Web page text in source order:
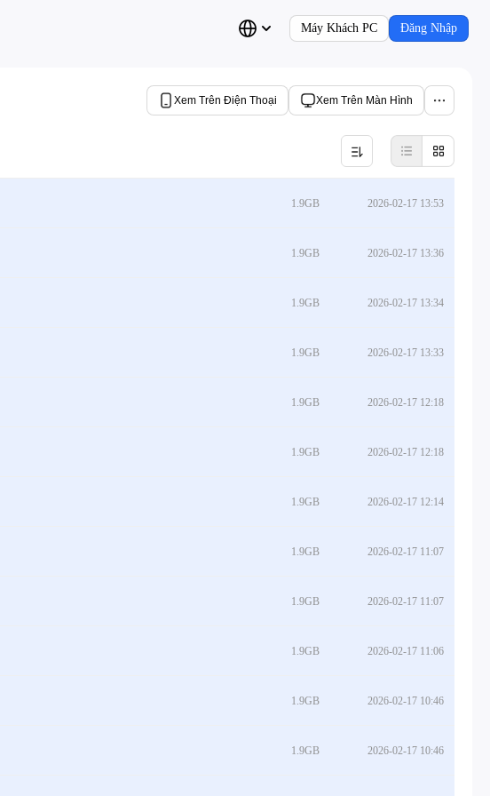
Máy Khách PC Đăng Nhập
Xem Trên Điện Thoại Xem Trên Màn Hình
1.9GB 2026-02-17 13:53
1.9GB 2026-02-17 13:36
1.9GB 2026-02-17 13:34
1.9GB 2026-02-17 13:33
1.9GB 2026-02-17 12:18
1.9GB 2026-02-17 12:18
1.9GB 2026-02-17 12:14
1.9GB 2026-02-17 11:07
1.9GB 2026-02-17 11:07
1.9GB 2026-02-17 11:06
1.9GB 2026-02-17 10:46
1.9GB 2026-02-17 10:46